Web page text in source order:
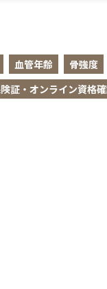
血管年齢 骨強度
証・オンライン資格